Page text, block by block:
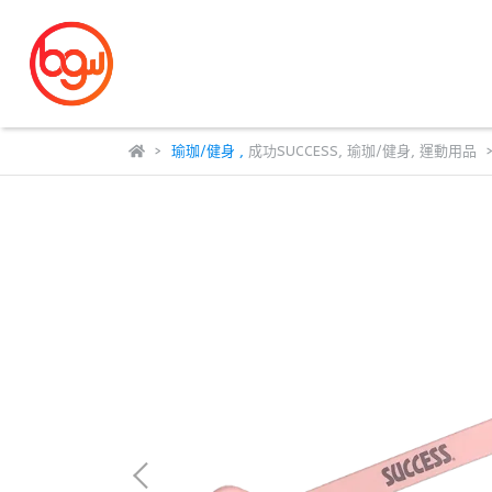
瑜珈/健身 , 成功SUCCESS, 瑜珈/健身, 運動用品